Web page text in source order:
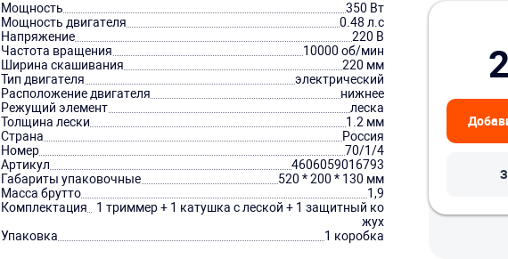
Мощность
350 Вт
Мощность двигателя
0.48 л.с
Напряжение
220 В
Частота вращения
10000 об/мин
Ширина скашивания
220 мм
Тип двигателя
электрический
Расположение двигателя
нижнее
Режущий элемент
леска
Толщина лески
1.2 мм
Страна
Россия
Номер
70/1/4
Артикул
4606059016793
Габариты упаковочные
520 * 200 * 130 мм
Масса брутто
1,9
Комплектация
1 триммер + 1 катушка с леской + 1 защитный ко
жух
Упаковка
1 коробка